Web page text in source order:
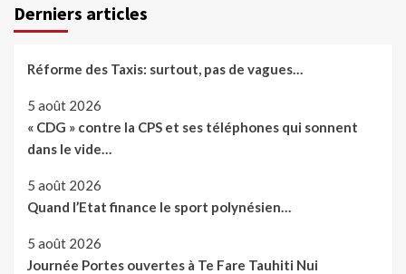
Derniers articles
Réforme des Taxis: surtout, pas de vagues…
5 août 2026
« CDG » contre la CPS et ses téléphones qui sonnent
dans le vide…
5 août 2026
Quand l’Etat finance le sport polynésien…
5 août 2026
Journée Portes ouvertes à Te Fare Tauhiti Nui